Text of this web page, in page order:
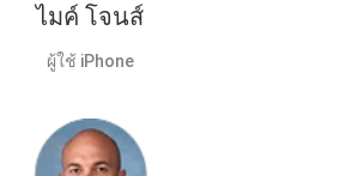
ไมค์ โจนส์
ผู้ใช้ iPhone